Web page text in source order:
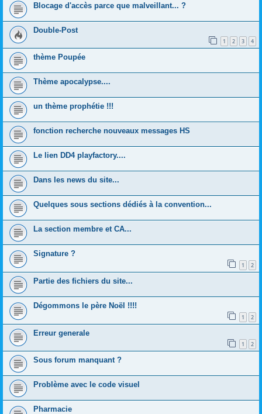
Blocage d'accès parce que malveillant... ?
Double-Post
1 2 3 4
thème Poupée
Thème apocalypse....
un thème prophétie !!!
fonction recherche nouveaux messages HS
Le lien DD4 playfactory....
Dans les news du site...
Quelques sous sections dédiés à la convention...
La section membre et CA...
Signature ?
1 2
Partie des fichiers du site...
Dégommons le père Noël !!!!
1 2
Erreur generale
1 2
Sous forum manquant ?
Problème avec le code visuel
Pharmacie